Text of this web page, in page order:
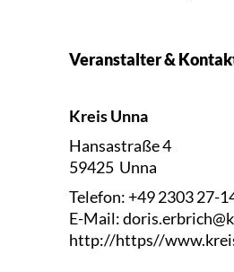
Veranstalter &
Kreis Unna
Hansastraße 4
59425 Unna
Telefon: +49 2303 27-
E-Mail:
http://https//